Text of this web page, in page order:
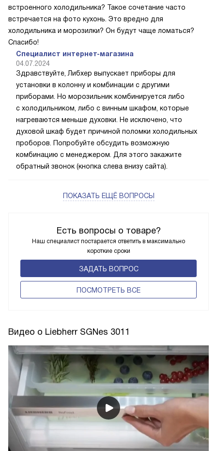
Есть вопросы о товаре?
Наш специалист постарается ответить в максимально
короткие сроки
ЗАДАТЬ ВОПРОС
ПОCМОТРЕТЬ ВСЕ
встроенного холодильника? Такое сочетание часто
встречается на фото кухонь. Это вредно для
холодильника и морозилки? Он будут чаще ломаться?
Спасибо!
Специалист интернет-магазина
04.07.2024
Здравствуйте, Либхер выпускает приборы для
установки в колонну и комбинации с другими
приборами. Но морозильник комбинируется либо
с холодильником, либо с винным шкафом, которые
нагреваются меньше духовки. Не исключено, что
духовой шкаф будет причиной поломки холодильных
проборов. Попробуйте обсудить возможную
комбинацию с менеджером. Для этого закажите
обратный звонок (кнопка слева внизу сайта).
ПОКАЗАТЬ ЕЩЁ ВОПРОСЫ
Видео о Liebherr SGNes 3011